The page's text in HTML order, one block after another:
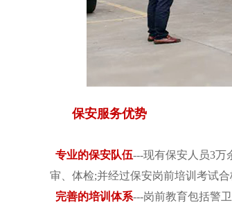
保安服务优势
专业的保安队伍---现有保安人员3万
审、体检;并经过保安岗前培训考试合
完善的培训体系---岗前教育包括警